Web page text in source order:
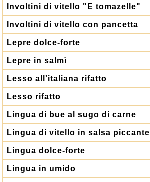
Involtini di vitello "E tomazelle"
Involtini di vitello con pancetta
Lepre dolce-forte
Lepre in salmì
Lesso all'italiana rifatto
Lesso rifatto
Lingua di bue al sugo di carne
Lingua di vitello in salsa piccante
Lingua dolce-forte
Lingua in umido